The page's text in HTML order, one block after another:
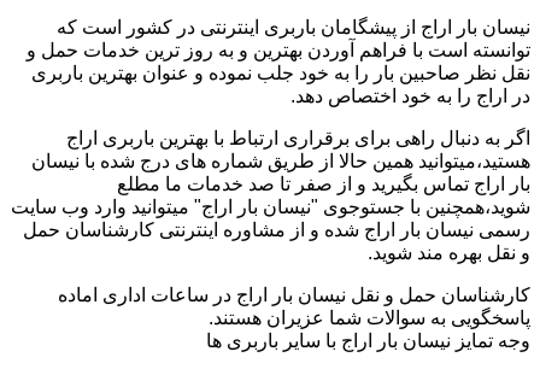
نیسان بار اراج از پیشگامان باربری اینترنتی در کشور است که
توانسته است با فراهم آوردن بهترین و به روز ترین خدمات حمل و
نقل نظر صاحبین بار را به خود جلب نموده و عنوان بهترین باربری
در اراج را به خود اختصاص دهد.
اگر به دنبال راهی برای برقراری ارتباط با بهترین باربری اراج
هستید،میتوانید همین حالا از طریق شماره های درج شده با نیسان
بار اراج تماس بگیرید و از صفر تا صد خدمات ما مطلع
شوید،همچنین با جستوجوی "نیسان بار اراج" میتوانید وارد وب سایت
رسمی نیسان بار اراج شده و از مشاوره اینترنتی کارشناسان حمل
و نقل بهره مند شوید.
کارشناسان حمل و نقل نیسان بار اراج در ساعات اداری اماده
پاسخگویی به سوالات شما عزیران هستند.
وجه تمایز نیسان بار اراج با سایر باربری ها